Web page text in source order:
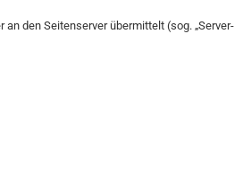
den Seitenserver übermittelt (sog. „Server-